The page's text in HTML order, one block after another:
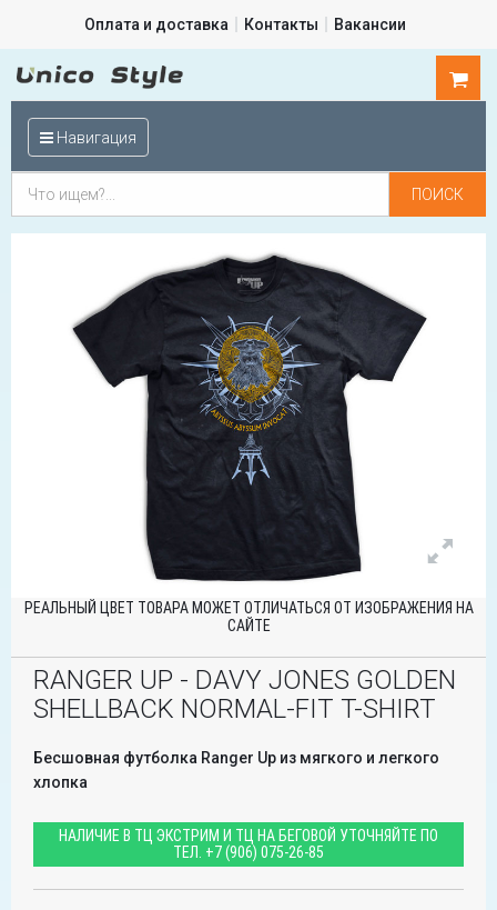
Оплата и доставка Контакты Вакансии
Навигация
РЕАЛЬНЫЙ ЦВЕТ ТОВАРА МОЖЕТ ОТЛИЧАТЬСЯ ОТ ИЗОБРАЖЕНИЯ НА
САЙТЕ
RANGER UP - DAVY JONES GOLDEN
SHELLBACK NORMAL-FIT T-SHIRT
Бесшовная футболка Ranger Up из мягкого и легкого
хлопка
НАЛИЧИЕ В ТЦ ЭКСТРИМ И ТЦ НА БЕГОВОЙ УТОЧНЯЙТЕ ПО
ТЕЛ. +7 (906) 075-26-85